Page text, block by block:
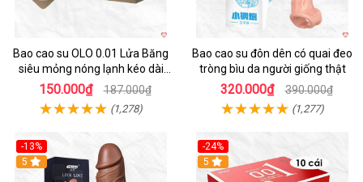
Bao cao su OLO 0.01 Lửa Băng
siêu mỏng nóng lạnh kéo dài
thời gian hộp 10
150.000₫ 187.000₫
(1,278)
Bao cao su đôn dên có quai đeo
tròng bìu da người giống thật
320.000₫ 390.000₫
(1,277)
-13%
5
-24%
Hot
5